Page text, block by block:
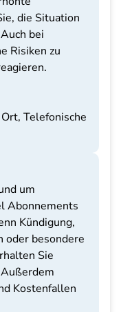
die Situation
bei
Risiken zu
Telefonische
um
Abonnements
Kündigung,
oder besondere
Sie
Kostenfallen